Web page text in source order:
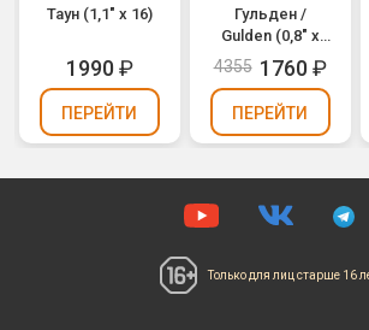
Таун (1,1" х 16)
1990₽
ПЕРЕЙТИ
Гульден /
Gulden (0,8" х
25)
4355 1760₽
ПЕРЕЙТИ
Только для лицстарше 16